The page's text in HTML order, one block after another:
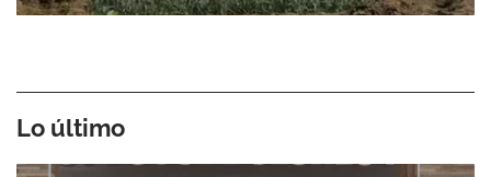
Lo último